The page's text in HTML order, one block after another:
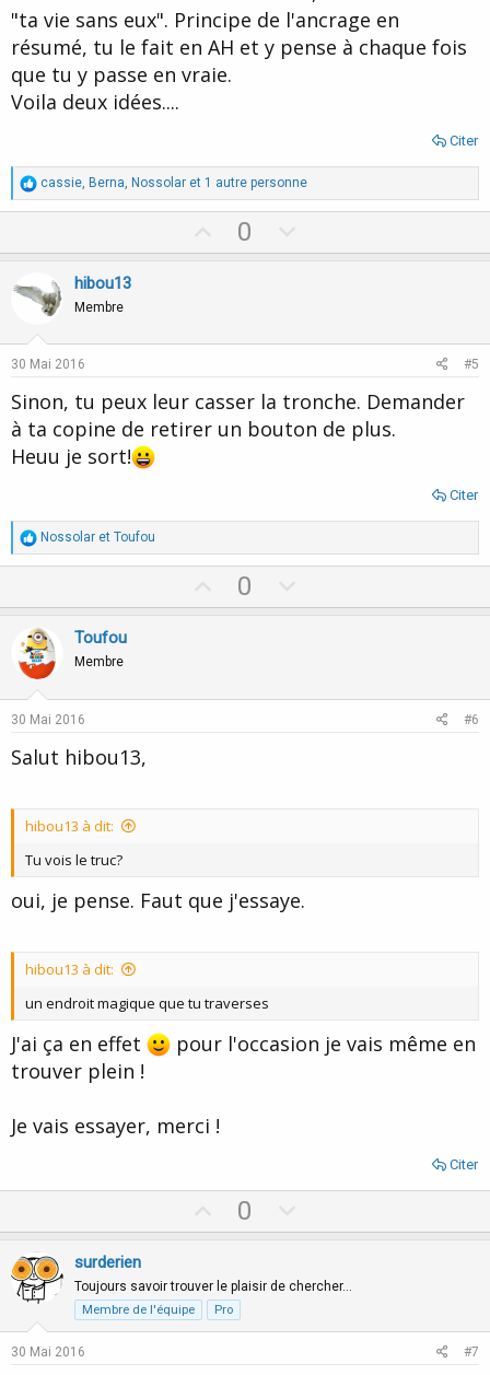
"ta vie sans eux". Principe de l'ancrage en
résumé, tu le fait en AH et y pense à chaque fois
que tu y passe en vraie.
Voila deux idées....
Citer
R
é
a
t
o
n
:
cassie, Berna, Nossolar et 1 autre personne
p
t
0
o
v
e
hibou13
Membre
30 Mai 2016 #5
Sinon, tu peux leur casser la tronche. Demander
à ta copine de retirer un bouton de plus.
Heuu je sort!
Citer
R
é
a
t
o
n
s
:
Nossolar et Toufou
p
0
o
Toufou
Membre
30 Mai 2016 #6
Salut hibou13,
hibou13 à dit:
Tu vois le truc?
oui, je pense. Faut que j'essaye.
hibou13 à dit:
un endroit magique que tu traverses
J'ai ça en effet
pour l'occasion je vais même en
trouver plein !
Je vais essayer, merci !
Citer
p
o
t
e
0
o
n
o
surderien
Toujours savoir trouver le plaisir de chercher…
Membre de l'équipe Pro
30 Mai 2016 #7